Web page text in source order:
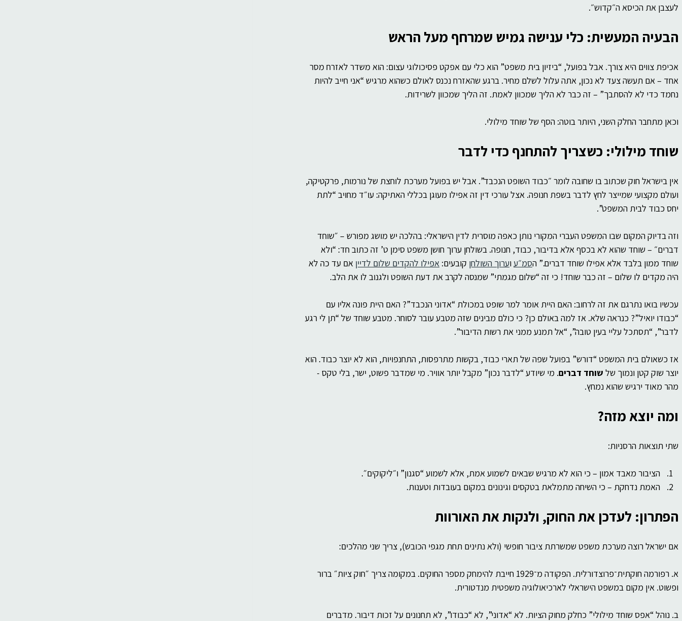
לעצבן את הכיסא ה״קדוש״.
הבעיה המעשית: כלי ענישה גמיש שמרחף מעל הראש
אכיפת צווים היא צורך. אבל בפועל, “ביזיון בית משפט” הוא כלי עם אפקט פסיכולוגי עצום: הוא משדר לאזרח מסר
אחד – אם תעשה צעד לא נכון, אתה עלול לשלם מחיר. ברגע שהאזרח נכנס לאולם כשהוא מרגיש “אני חייב להיות
נחמד כדי לא להסתבך” – זה כבר לא הליך שמכוון לאמת. זה הליך שמכוון לשרידות.
וכאן מתחבר החלק השני, היותר בוטה: הסף של שוחד מילולי.
שוחד מילולי: כשצריך להתחנף כדי לדבר
אין בישראל חוק שכתוב בו שחובה לומר ״כבוד השופט הנכבד”. אבל יש בפועל מערכת לוחצת של נורמות, פרקטיקה,
ועולם מקצועי שמייצר לחץ לדבר בשפת חנופה. אצל עורכי דין זה אפילו מעוגן בכללי האתיקה: עו״ד מחויב “לתת
יחס כבוד לבית המשפט”.
וזה בדיוק המקום שבו המשפט העברי המקורי נותן כאפה מוסרית לדין הישראלי: בהלכה יש מושג מפורש – ״שוחד
דברים״ – שוחד שהוא לא בכסף אלא בדיבור, כבוד, חנופה. בשולחן ערוך חושן משפט סימן ט’ זה כתוב חד: “ולא
שוחד ממון בלבד אלא אפילו שוחד דברים.” הסמ״ע וערוך השולחן קובעים: אפילו להקדים שלום לדיין אם עד כה לא
היה מקדים לו שלום – זה כבר שוחד! כי זה “שלום מגמתי” שמנסה לקרב את דעת השופט ולגנוב לו את הלב.
עכשיו בואו נתרגם את זה לרחוב: האם היית אומר למר שופט במכולת “אדוני הנכבד”? האם היית פונה אליו עם
“כבודו יואיל”? כנראה שלא. אז למה באולם כן? כי כולם מבינים שזה מטבע עובר לסוחר. מטבע שוחד של “תן לי רגע
לדבר”, “תסתכל עליי בעין טובה”, “אל תמנע ממני את רשות הדיבור”.
אז כשאולם בית המשפט “דורש” בפועל שפה של תארי כבוד, בקשות מתרפסות, התחנפויות, הוא לא יוצר כבוד. הוא
יוצר שוק קטן ונמוך של שוחד דברים. מי שיודע “לדבר נכון” מקבל יותר אוויר. מי שמדבר פשוט, ישר, בלי טקס -
מהר מאוד ירגיש שהוא נמחץ.
ומה יוצא מזה?
שתי תוצאות הרסניות:
הציבור מאבד אמון – כי הוא לא מרגיש שבאים לשמוע אמת, אלא לשמוע “סגנון” ו״ליקוקים״.
האמת נדחקת – כי השיחה מתמלאת בטקסים וגינונים במקום בעובדות וטענות.
הפתרון: לעדכן את החוק, ולנקות את האורוות
אם ישראל רוצה מערכת משפט שמשרתת ציבור חופשי (ולא נתינים תחת מגפי הכובש), צריך שני מהלכים:
א. רפורמה חוקתית־פרוצדורלית. הפקודה מ־1929 חייבת להימחק מספר החוקים. במקומה צריך ״חוק ציות״ ברור
ופשוט. אין מקום במשפט הישראלי לארכיאולוגיה משפטית מנדטורית.
ב. נוהל “אפס שוחד מילולי” כחלק מחוק הציות. לא “אדוני”, לא “כבודו”, לא תחנונים על זכות דיבור. מדברים